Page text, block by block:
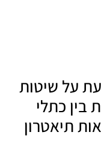
על שיטות
בין כתלי
תיאטרון